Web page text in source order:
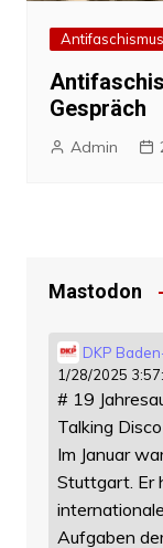
Antifaschismus
Gespräch
Admin
Mastodon
DKP
1/28/2025
# 19
Talking
Im Januar
Stuttgart. Er
Aufgaben